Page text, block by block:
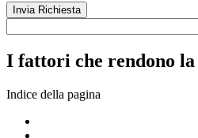
I fattori che rendono
Indice della pagina